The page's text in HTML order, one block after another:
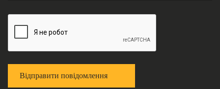
Відправити повідомлення